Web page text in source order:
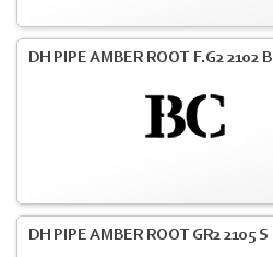
DH PIPE AMBER ROOT F.G2 2102 B
DH PIPE AMBER ROOT GR2 2105 S